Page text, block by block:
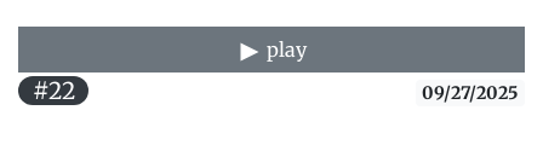
play
#22 09/27/2025